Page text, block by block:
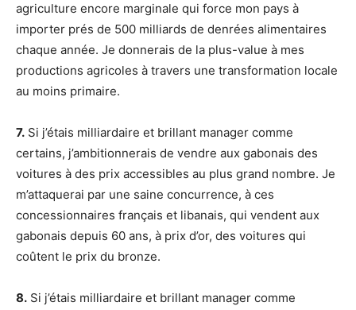
agriculture encore marginale qui force mon pays à
importer prés de 500 milliards de denrées alimentaires
chaque année. Je donnerais de la plus-value à mes
productions agricoles à travers une transformation locale
au moins primaire.
7. Si j’étais milliardaire et brillant manager comme
certains, j’ambitionnerais de vendre aux gabonais des
voitures à des prix accessibles au plus grand nombre. Je
m’attaquerai par une saine concurrence, à ces
concessionnaires français et libanais, qui vendent aux
gabonais depuis 60 ans, à prix d’or, des voitures qui
coûtent le prix du bronze.
8. Si j’étais milliardaire et brillant manager comme